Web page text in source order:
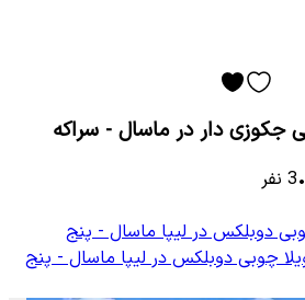
جکوزی دار در ماسال - سراکه
•
3 نفر
دوبلکس در لیپا ماسال - پنج
چوبی دوبلکس در لیپا ماسال - پنج